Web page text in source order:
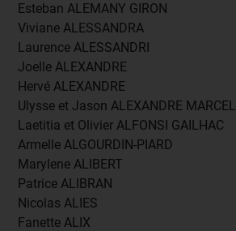
Esteban ALEMANY GIRON
Viviane ALESSANDRA
Laurence ALESSANDRI
Joelle ALEXANDRE
Hervé ALEXANDRE
Ulysse et Jason ALEXANDRE MARCEL
Laetitia et Olivier ALFONSI GAILHAC
Armelle ALGOURDIN-PIARD
Marylene ALIBERT
Patrice ALIBRAN
Nicolas ALIES
Fanette ALIX